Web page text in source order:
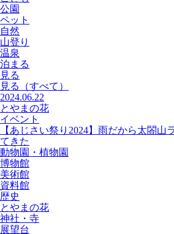
公園
ペット
自然
山登り
温泉
泊まる
見る
見る
（すべて）
2024.06.22
とやまの花
イベント
【あじさい祭り2024】雨だから太閤山
てきた
動物園・植物園
博物館
美術館
資料館
歴史
とやまの花
神社・寺
展望台